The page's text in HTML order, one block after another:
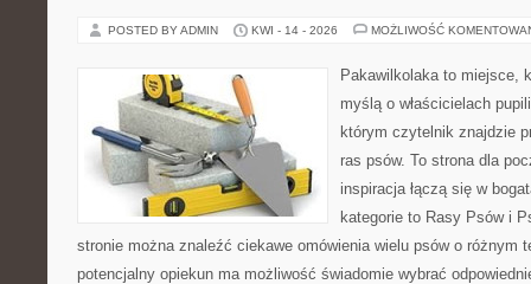
POSTED BY ADMIN KWI - 14 - 2026 MOŻLIWOŚĆ
Pakawilkolaka to miejsce,
myślą o właścicielach
którym czytelnik znajdzie
ras psów. To strona dla
inspiracja łączą się w
kategorie to Rasy Psów i
stronie można znaleźć ciekawe omówienia wielu psów o różnym
potencjalny opiekun ma możliwość świadomie wybrać